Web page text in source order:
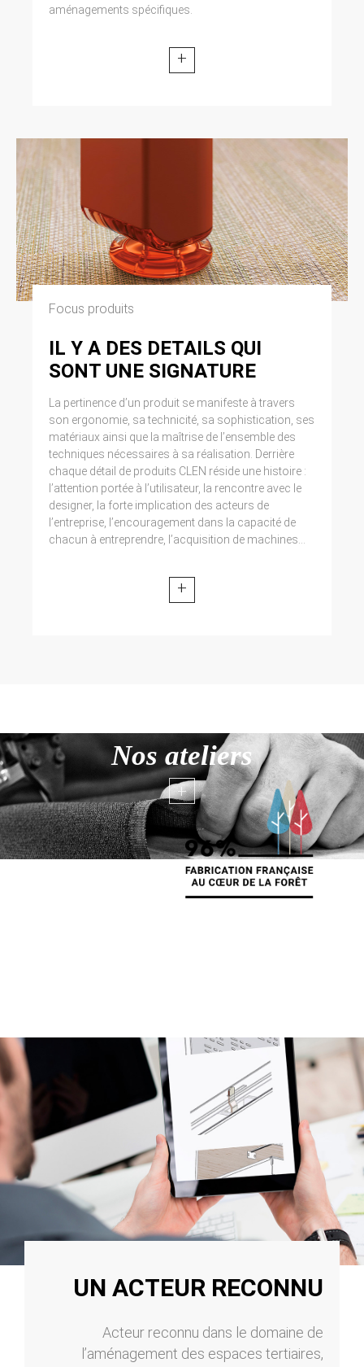
aménagements spécifiques.
+
Focus produits
IL Y A DES DETAILS QUI
SONT UNE SIGNATURE
La pertinence d’un produit se manifeste à travers
son ergonomie, sa technicité, sa sophistication, ses
matériaux ainsi que la maîtrise de l’ensemble des
techniques nécessaires à sa réalisation. Derrière
chaque détail de produits CLEN réside une histoire :
l’attention portée à l’utilisateur, la rencontre avec le
designer, la forte implication des acteurs de
l’entreprise, l’encouragement dans la capacité de
chacun à entreprendre, l’acquisition de machines...
+
Nos ateliers
+
UN ACTEUR RECONNU
Acteur reconnu dans le domaine de
l’aménagement des espaces tertiaires,